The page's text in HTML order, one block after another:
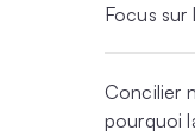
Focus sur
Concilier
pourquoi